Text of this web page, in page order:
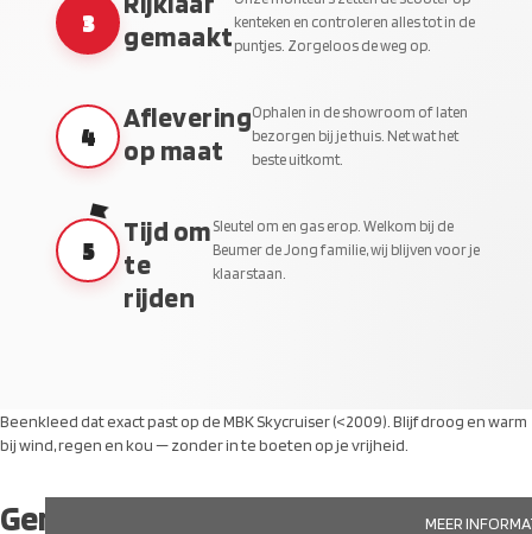
3
gemaakt kenteken en controleren alles tot in de
puntjes. Zorgeloos de weg op.
4
Aflevering
op maat
Ophalen in de showroom of laten
bezorgen bij je thuis. Net wat het
beste uitkomt.
5
Tijd om
te
rijden
Sleutel om en gas erop. Welkom bij de
Beumer de Jong familie, wij blijven voor je
klaarstaan.
Beenkleed dat exact past op de MBK Skycruiser (<2009). Blijf droog en warm
bij wind, regen en kou — zonder in te boeten op je vrijheid.
Gerelateerde producten MEER